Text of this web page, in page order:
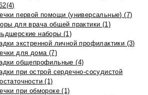
первой помощи (универсальные) (7)
для врача общей практики (1)
наборы (1)
экстренной личной профилактики (3)
для дома (7)
общепрофильные (4)
при острой сердечно-сосудистой
(1)
при обмороке (1)